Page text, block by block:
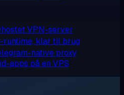
VPN-server
runtime, klar til brug
native proxy
apps på en VPS